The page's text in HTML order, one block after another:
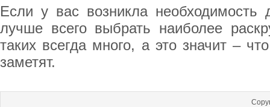
Если у вас возникла необходимость
лучше всего выбрать наиболее
таких всегда много, а это значит –
заметят.